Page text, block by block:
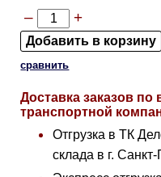
– +
сравнить
Доставка заказов
транспортной
Отгрузка в ТК
склада в г.